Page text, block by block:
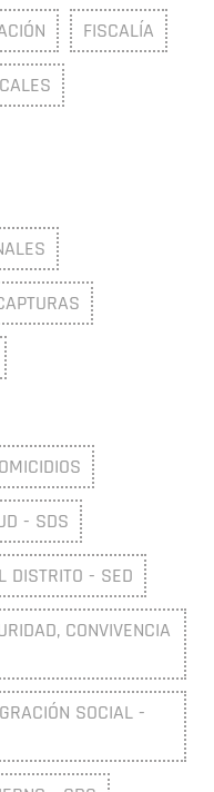
FISCALÍA
- SDS
DISTRITO - SED
CONVIVENCIA
SOCIAL -